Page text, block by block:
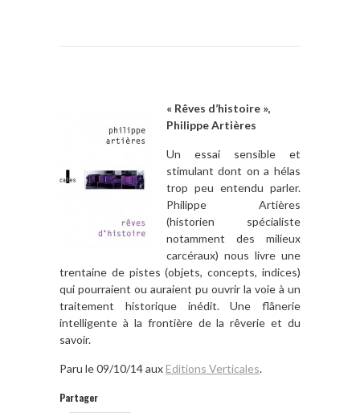
« Rêves d’histoire »,
Philippe Artières
Un essai sensible et
stimulant dont on a hélas
trop peu entendu parler.
Philippe Artières
(historien spécialiste
notamment des milieux
carcéraux) nous livre une
trentaine de pistes (objets, concepts, indices)
qui pourraient ou auraient pu ouvrir la voie à un
traitement historique inédit. Une flânerie
intelligente à la frontière de la rêverie et du
savoir.
Paru le 09/10/14 auxEditions Verticales.
Partager